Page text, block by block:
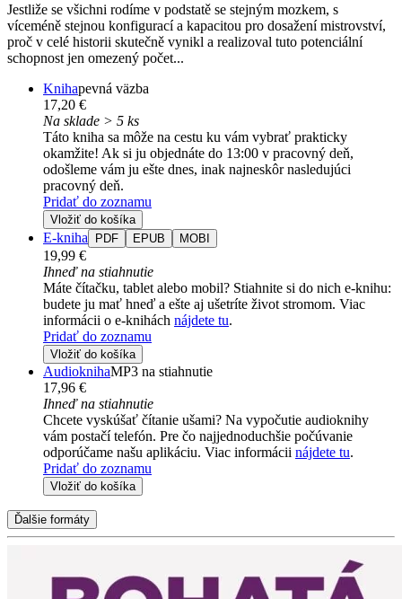
Jestliže se všichni rodíme v podstatě se stejným mozkem, s
víceméně stejnou konfigurací a kapacitou pro dosažení mistrovství,
proč v celé historii skutečně vynikl a realizoval tuto potenciální
schopnost jen omezený počet...
Knihapevná väzba
17,20 €
Na sklade > 5 ks
Táto kniha sa môže na cestu ku vám vybrať prakticky
okamžite! Ak si ju objednáte do 13:00 v pracovný deň,
odošleme vám ju ešte dnes, inak najneskôr nasledujúci
pracovný deň.
Pridať do zoznamu
Vložiť do košíka
E-kniha PDF EPUB MOBI
19,99 €
Ihneď na stiahnutie
Máte čítačku, tablet alebo mobil? Stiahnite si do nich e-knihu:
budete ju mať hneď a ešte aj ušetríte život stromom. Viac
informácii o e-knihách nájdete tu.
Pridať do zoznamu
Vložiť do košíka
AudioknihaMP3 na stiahnutie
17,96 €
Ihneď na stiahnutie
Chcete vyskúšať čítanie ušami? Na vypočutie audioknihy
vám postačí telefón. Pre čo najjednoduchšie počúvanie
odporúčame našu aplikáciu. Viac informácii nájdete tu.
Pridať do zoznamu
Vložiť do košíka
Ďalšie formáty